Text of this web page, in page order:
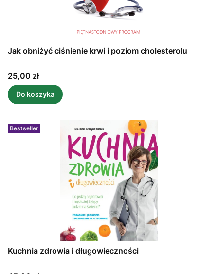
Jak obniżyć ciśnienie krwi i poziom cholesterolu
Cena
25,00 zł
Do koszyka
Bestseller
Kuchnia zdrowia i długowieczności